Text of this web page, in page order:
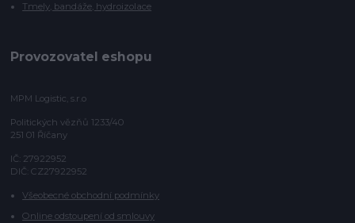
Tmely, bandáže, hydroizolace
Provozovatel eshopu
MPM Logistic, s.r.o
Politických vězňů 1233/40
251 01 Říčany
IČ: 27922952
DIČ: CZ27922952
Všeobecné obchodní podmínky
Online odstoupení od smlouvy